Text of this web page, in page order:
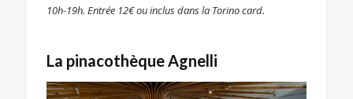
10h-19h. Entrée 12€ ou inclus dans la Torino card.
La pinacothèque Agnelli